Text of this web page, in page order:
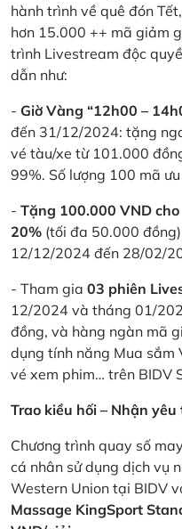
hành trình về quê đón
hơn 15.000 ++ mã giảm
trình Livestream độc
dẫn như:
- Giờ Vàng “12h00 –
đến 31/12/2024: tặng
vé tàu/xe từ 101.000
99%. Số lượng 100 mã
- Tặng 100.000 VND
20% (tối đa 50.000
12/12/2024 đến 28/02/
- Tham gia 03 phiên
12/2024 và tháng 01/
đồng, và hàng ngàn mã
dụng tính năng Mua sắm
vé xem phim… trên BIDV
Trao kiều hối – Nhận
Chương trình quay số
cá nhân sử dụng dịch vụ
Western Union tại BIDV
Massage KingSport